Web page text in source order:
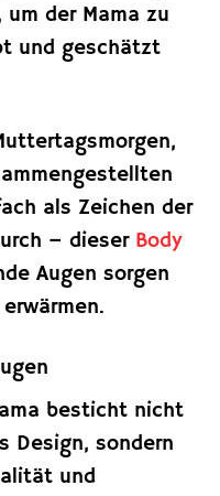
der Mama zu
und geschätzt
als Zeichen der
– dieser Body
Augen sorgen
besticht nicht
Design, sondern
und